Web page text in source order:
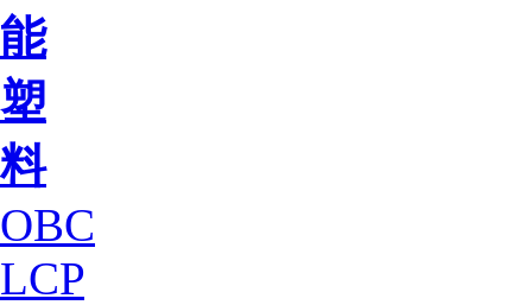
能
塑
料
OBC
LCP